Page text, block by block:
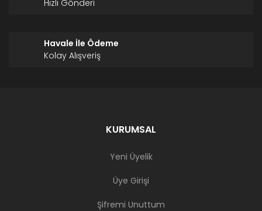
Hızlı Gönderi
Havale İle Ödeme
Kolay Alışveriş
KURUMSAL
Yeni Üyelik
Üye Girişi
Şifremi Unuttum